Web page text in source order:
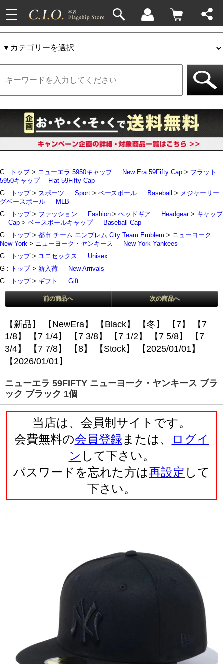
toggle
navigation
C : トップ> ニューエラ 5950キャップ New Era 59Fifty Cap > フラット
5950キャップ
Flat 59Fifty Cap
G : トップ> スポーツ Sport > ベースボール Baseball > メジャーリー
グベースボール
MLB
G : トップ> ファッション Fashion > ヘッドギア Headgear> キャップ
Cap > ベースボールキャップ
Baseball Cap
G : トップ> 都市 チーム エンブレム City Team Emblem > ニューヨーク
New York > ニューヨーク・ヤンキース
New York Yankees
G : トップ> ユニセックス
Unisex
G : トップ> 新入荷
New Arrivals
G : トップ> ギフト Gift
前の商品へ 次の商品へ
【新品】 【NewEra】 【Black】 【冬】 【7】
【7
1/8】
【7 1/4】 【7 3/8】 【7 1/2】 【7 5/8】
【7
3/4】
【7 7/8】 【8】 【Stock】
【2025/01/01】
【2026/01/01】
ニューエラ 59FIFTY ニューヨーク・ヤンキース ブラ
ック ブラック 1個
当店は、会員制サイトです。
会費無料の会員登録または、
ログイ
ン して下さい。
パスワードを忘れた方は再設定 して
下さい。
4件
33件